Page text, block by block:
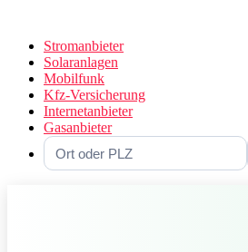
Stromanbieter
Solaranlagen
Mobilfunk
Kfz-Versicherung
Internetanbieter
Gasanbieter